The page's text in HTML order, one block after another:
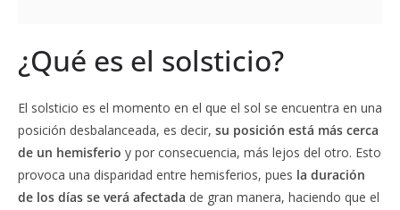
¿Qué es el solsticio?
El solsticio es el momento en el que el sol se encuentra en una
posición desbalanceada, es decir, su posición está más cerca
de un hemisferio y por consecuencia, más lejos del otro. Esto
provoca una disparidad entre hemisferios, pues la duración
de los días se verá afectada de gran manera, haciendo que el